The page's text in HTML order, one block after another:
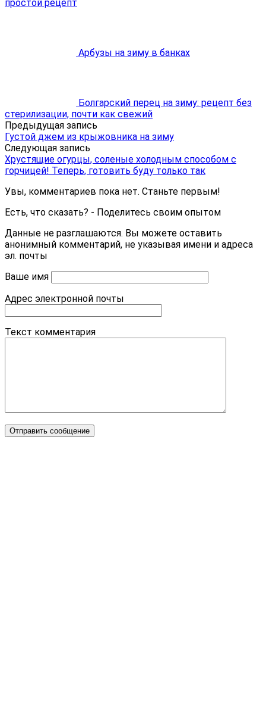
простой рецепт
Арбузы на зиму в банках
Болгарский перец на зиму: рецепт без
стерилизации, почти как свежий
Предыдущая запись
Густой джем из крыжовника на зиму
Следующая запись
Хрустящие огурцы, соленые холодным способом с
горчицей! Теперь, готовить буду только так
Увы, комментариев пока нет. Станьте первым!
Есть, что сказать? - Поделитесь своим опытом
Данные не разглашаются. Вы можете оставить
анонимный комментарий, не указывая имени и адреса
эл. почты
Ваше имя
Адрес электронной почты
Текст комментария